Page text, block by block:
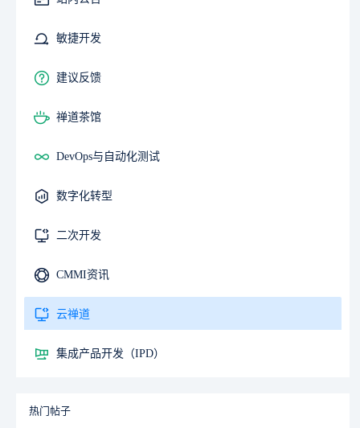
敏捷开发
建议反馈
禅道茶馆
DevOps与自动化测试
数字化转型
二次开发
CMMI资讯
云禅道
集成产品开发（IPD）
热门帖子